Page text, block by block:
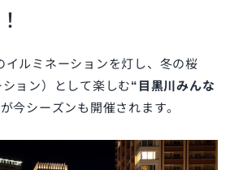
イルミネーションを灯し、冬の桜
ョン）として楽しむ“目黒川みんな
が今シーズンも開催されます。